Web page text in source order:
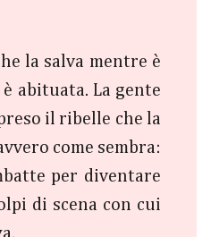
la salva mentre è
abituata. La gente
il ribelle che la
come sembra:
per diventare
di scena con cui